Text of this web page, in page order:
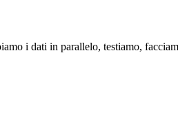
i dati in parallelo, testiamo,